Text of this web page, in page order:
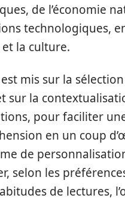
de l’économie
technologiques,
la culture.
est mis sur la
sur la
pour faciliter
en un coup
de
selon les
de lectures,